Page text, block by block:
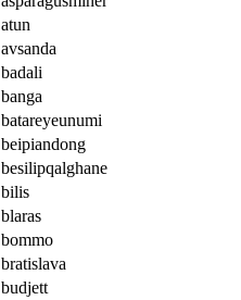
atun
avsanda
badali
banga
batareyeunumi
beipiandong
besilipqalghane
bilis
blaras
bommo
bratislava
budjett